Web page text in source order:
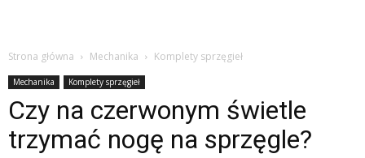
Strona główna Mechanika Komplety sprzęgieł
Mechanika Komplety sprzęgieł
Czy na czerwonym świetle
trzymać nogę na sprzęgle?